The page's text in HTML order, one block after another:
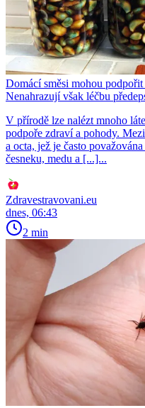
Domácí směsi mohou
Nenahrazují však léčbu
V přírodě lze nalézt mnoho
podpoře zdraví a pohody.
a octa, jež je často
česneku, medu a [...]...
Zdravestravovani.eu
dnes, 06:43
2 min